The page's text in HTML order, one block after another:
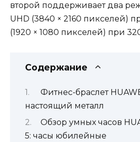
второй поддерживает два
UHD (3840 × 2160 пикселей)
(1920 × 1080 пикселей) при
Содержание
Фитнес-браслет
настоящий металл
Обзор умных часов
5: часы юбилейные